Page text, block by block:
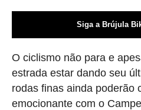
Siga a Brújula
O ciclismo não para e
estrada estar dando seu
rodas finas ainda poderão
emocionante com o